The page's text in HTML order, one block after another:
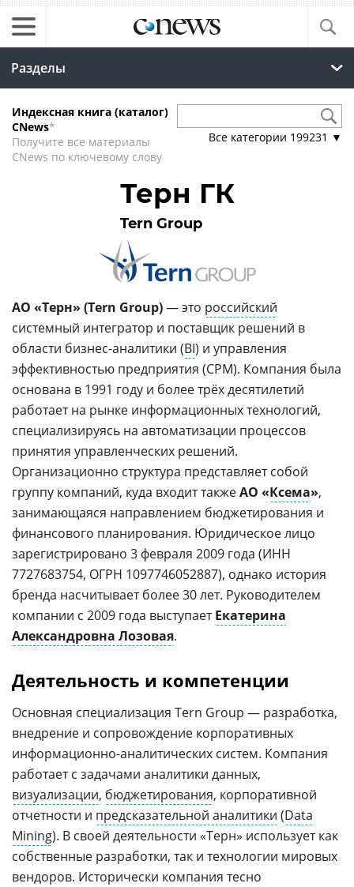
Разделы
Индексная книга (каталог)
CNews*
Получите все материалы
CNews по ключевому слову
Все категории 199231 ▼
Терн ГК
Tern Group
АО «Терн» (Tern Group)— это российский
системный интегратор и поставщик решений в
области бизнес-аналитики (BI) и управления
эффективностью предприятия (CPM). Компания была
основана в 1991 году и более трёх десятилетий
работает на рынке информационных технологий,
специализируясь на автоматизации процессов
принятия управленческих решений.
Организационно структура представляет собой
группу компаний, куда входит такжеАО «Ксема»,
занимающаяся направлением бюджетирования и
финансового планирования. Юридическое лицо
зарегистрировано 3 февраля 2009 года (ИНН
7727683754, ОГРН 1097746052887), однако история
бренда насчитывает более 30 лет. Руководителем
компании с 2009 года выступаетЕкатерина
Александровна Лозовая.
Деятельность и компетенции
Основная специализация Tern Group — разработка,
внедрение и сопровождение корпоративных
информационно-аналитических систем. Компания
работает с задачами аналитики данных,
визуализации, бюджетирования, корпоративной
отчетности и предсказательной аналитики (Data
Mining). В своей деятельности «Терн» использует как
собственные разработки, так и технологии мировых
вендоров. Исторически компания тесно